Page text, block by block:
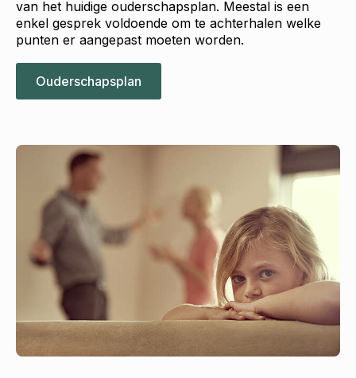
van het huidige ouderschapsplan. Meestal is een
enkel gesprek voldoende om te achterhalen welke
punten er aangepast moeten worden.
Ouderschapsplan